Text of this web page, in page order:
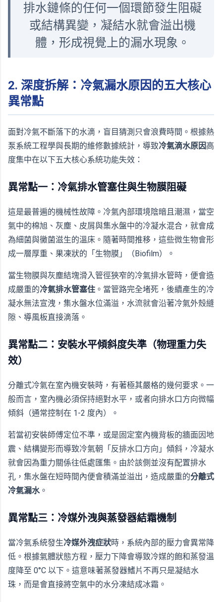
排水鏈條的任何一個環節發生阻礙
或結構異變，凝結水就會溢出機
體，形成視覺上的漏水現象。
2. 深度拆解：冷氣漏水原因的五大核心
異常點
面對冷氣不斷落下的水滴，盲目猜測只會浪費時間。根據熱
泵系統工程學與長期的維修數據統計，導致冷氣滴水原因高
度集中在以下五大核心系統功能失效：
異常點一：冷氣排水管塞住與生物膜阻礙
這是最普遍的機械性故障。冷氣內部環境陰暗且潮濕，當空
氣中的棉旭、灰塵、皮屑與集水盤中的冷凝水混合，就會成
為細菌與黴菌滋生的溫床。隨著時間推移，這些微生物會形
成一層厚重、果凍狀的「生物膜」（Biofilm）。
當生物膜與灰塵結塊滑入管徑狹窄的冷氣排水管時，便會造
成嚴重的冷氣排水管塞住 。當管路完全堵死，後續產生的冷
凝水無法宣洩，集水盤水位滿溢，水流就會沿著冷氣外殼縫
隙、導風板直接滴落。
異常點二：安裝水平傾斜度失準（物理重力失
效）
分離式冷氣在室內機安裝時，有著極其嚴格的幾何要求。一
般而言，室內機必須保持絕對水平，或者向排水口方向微幅
傾斜（通常控制在 1-2 度內）。
若當初安裝師傅定位不準，或是固定室內機背板的牆面因地
震、結構變形而導致冷氣朝「反排水口方向」傾斜，冷凝水
就會因為重力關係往低處匯集。由於該側並沒有配置排水
孔，集水盤在短時間內便會積滿並溢出，造成嚴重的分離式
冷氣漏水。
異常點三：冷媒外洩與蒸發器結霜機制
當冷氣系統發生冷媒外洩症狀時，系統內部的壓力會異常降
低。根據氣體狀態方程，壓力下降會導致冷媒的飽和蒸發溫
度降至 0°C 以下。這意味著蒸發器鰭片不再只是凝結水
珠，而是會直接將空氣中的水分凍結成冰霜。